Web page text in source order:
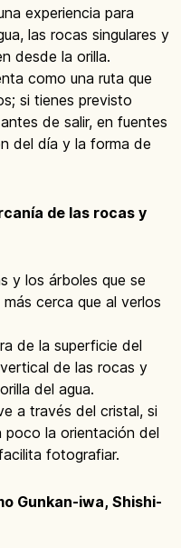
experiencia para
las rocas singulares y
desde la orilla.
como una ruta que
si tienes previsto
de salir, en fuentes
del día y la forma de
de las rocas y
y los árboles que se
cerca que al verlos
de la superficie del
de las rocas y
del agua.
a través del cristal, si
poco la orientación del
fotografiar.
Gunkan-iwa, Shishi-